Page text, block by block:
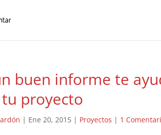
buen informe te
proyecto
| Ene 20, 2015 | Proyectos | 1